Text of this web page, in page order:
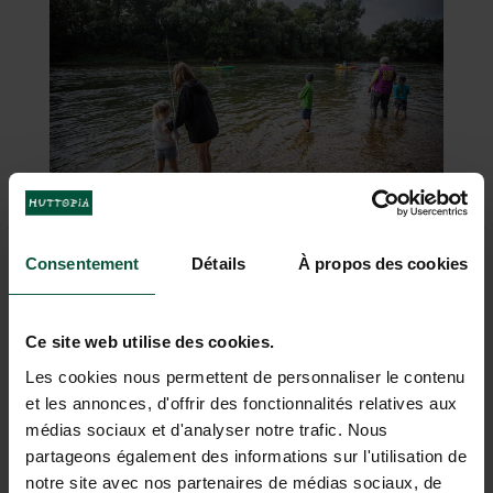
Consentement Détails À propos des cookies
Ce site web utilise des cookies.
Les cookies nous permettent de personnaliser le contenu
et les annonces, d'offrir des fonctionnalités relatives aux
médias sociaux et d'analyser notre trafic. Nous
partageons également des informations sur l'utilisation de
notre site avec nos partenaires de médias sociaux, de
Disponible en tamaño adulto y joven
PESCA
Los pescadores de agua dulce podrán echarle la
caña a las carpas y los amantes de las mareas
encontrarán almejas y caracolillos.